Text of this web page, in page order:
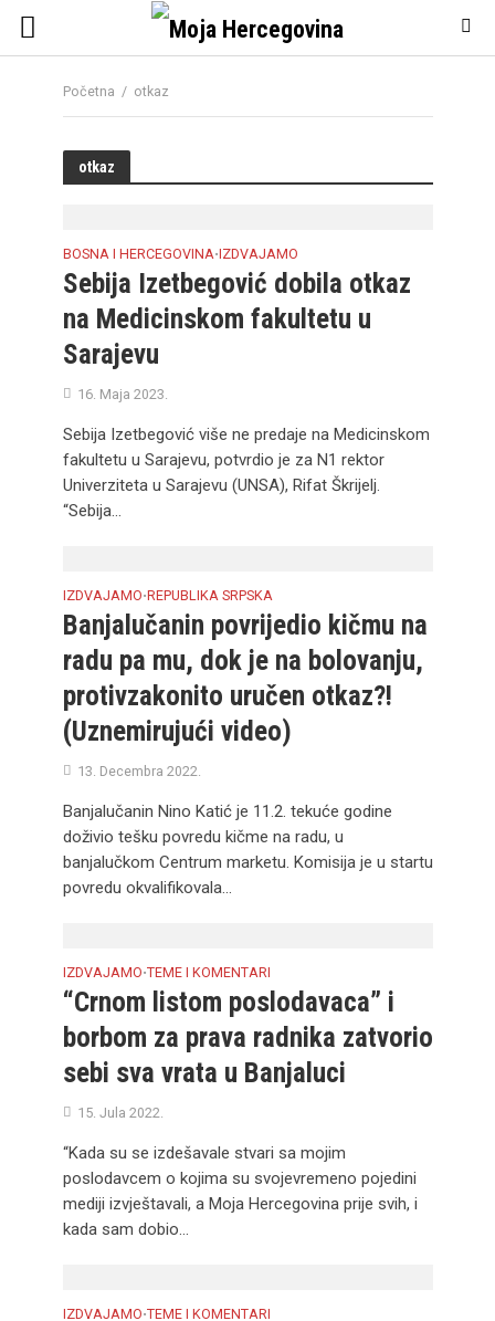
Početna / otkaz
otkaz
BOSNA I HERCEGOVINA•IZDVAJAMO
Sebija Izetbegović dobila otkaz
na Medicinskom fakultetu u
Sarajevu
16. Maja 2023.
Sebija Izetbegović više ne predaje na Medicinskom
fakultetu u Sarajevu, potvrdio je za N1 rektor
Univerziteta u Sarajevu (UNSA), Rifat Škrijelj.
“Sebija...
IZDVAJAMO•REPUBLIKA SRPSKA
Banjalučanin povrijedio kičmu na
radu pa mu, dok je na bolovanju,
protivzakonito uručen otkaz?!
(Uznemirujući video)
13. Decembra 2022.
Banjalučanin Nino Katić je 11.2. tekuće godine
doživio tešku povredu kičme na radu, u
banjalučkom Centrum marketu. Komisija je u startu
povredu okvalifikovala...
IZDVAJAMO•TEME I KOMENTARI
“Crnom listom poslodavaca” i
borbom za prava radnika zatvorio
sebi sva vrata u Banjaluci
15. Jula 2022.
“Kada su se izdešavale stvari sa mojim
poslodavcem o kojima su svojevremeno pojedini
mediji izvještavali, a Moja Hercegovina prije svih, i
kada sam dobio...
IZDVAJAMO•TEME I KOMENTARI